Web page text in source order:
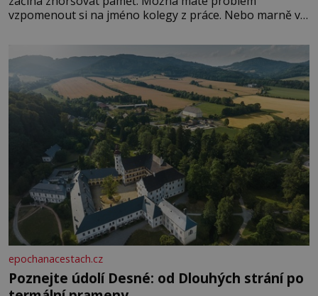
vzpomenout si na jméno kolegy z práce. Nebo marně v
Je to opravdu tak, s věkem jako kdyby se paměť
rozhodla stávkovat. Cvičte
epochanacestach.cz
Poznejte údolí Desné: od Dlouhých strání po